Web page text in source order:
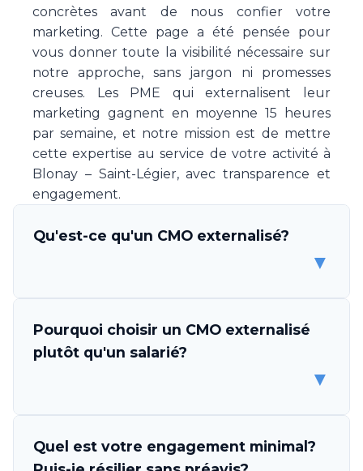
concrètes avant de nous confier votre
marketing. Cette page a été pensée pour
vous donner toute la visibilité nécessaire sur
notre approche, sans jargon ni promesses
creuses. Les PME qui externalisent leur
marketing gagnent en moyenne 15 heures
par semaine, et notre mission est de mettre
cette expertise au service de votre activité à
Blonay – Saint-Légier, avec transparence et
engagement.
Qu'est-ce qu'un CMO externalisé?
▼
Un CMO (Chief Marketing Officer) externalisé
est un professionnel ou une équipe de
spécialistes marketing qui s'engage à piloter
CMO vous met à disposition une expertise
complète en direction marketing, couvrant la
Pourquoi choisir un CMO externalisé
plutôt qu'un salarié?
▼
Les avantages sont multiples. D'abord,
l'économie est considérable: un CMO salarié
Quel est votre engagement minimal?